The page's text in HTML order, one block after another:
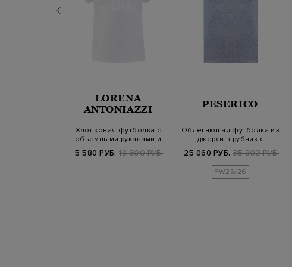
LORENA
ANTONIAZZI
Хлопковая футболка с
объемными рукавами и
5 580 РУБ. 18 600 РУБ.
PESERICO
Облегающая футболка из
джерси в рубчик с
25 060 РУБ. 35 800 РУБ.
FW25/26